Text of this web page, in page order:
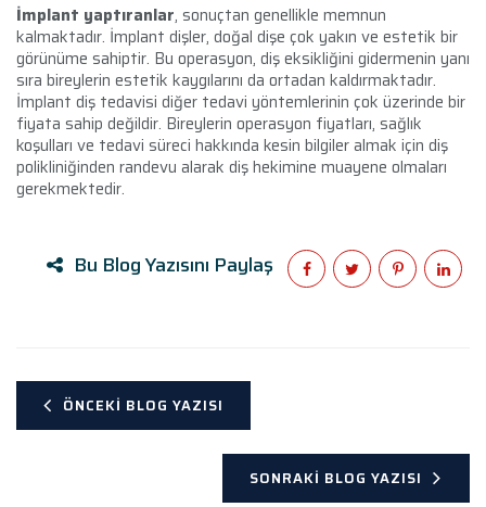
İmplant yaptıranlar, sonuçtan genellikle memnun
kalmaktadır. İmplant dişler, doğal dişe çok yakın ve estetik bir
görünüme sahiptir. Bu operasyon, diş eksikliğini gidermenin yanı
sıra bireylerin estetik kaygılarını da ortadan kaldırmaktadır.
İmplant diş tedavisi diğer tedavi yöntemlerinin çok üzerinde bir
fiyata sahip değildir. Bireylerin operasyon fiyatları, sağlık
koşulları ve tedavi süreci hakkında kesin bilgiler almak için diş
polikliniğinden randevu alarak diş hekimine muayene olmaları
gerekmektedir.
Bu Blog Yazısını Paylaş
ÖNCEKI BLOG YAZISI
SONRAKI BLOG YAZISI